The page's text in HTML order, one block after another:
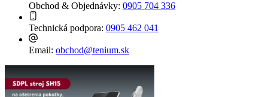
Obchod & Objednávky: 0905 704 336
Technická podpora: 0905 462 041
Email: obchod@tenium.sk